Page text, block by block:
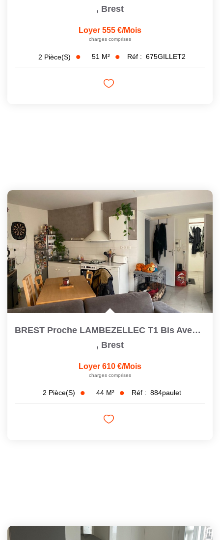
, Brest
Loyer 555 €/mois
charges comprises
2 Pièce(s) 51 M² Réf : 675GILLET2
BREST Proche LAMBEZELLEC T1 Bis Avec Cour Privative
, Brest
Loyer 610 €/mois
charges comprises
2 Pièce(s) 44 M² Réf : 884paulet